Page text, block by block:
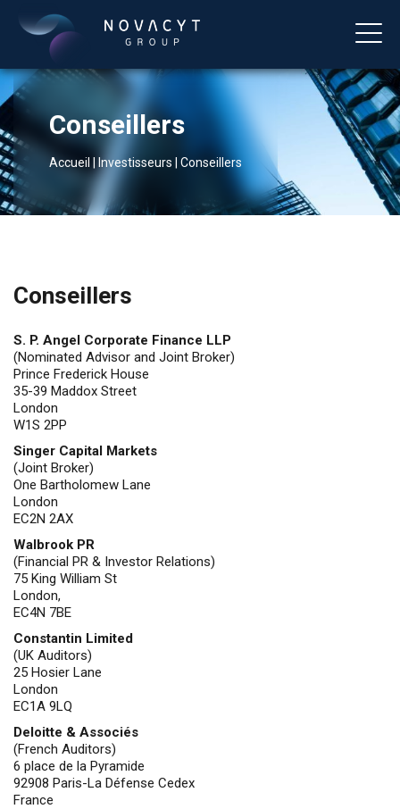
Conseillers
Accueil Investisseurs Conseillers
Conseillers
S. P. Angel Corporate Finance LLP
(Nominated Advisor and Joint Broker)
Prince Frederick House
35-39 Maddox Street
London
W1S 2PP
Singer Capital Markets
(Joint Broker)
One Bartholomew Lane
London
EC2N 2AX
Walbrook PR
(Financial PR & Investor Relations)
75 King William St
London,
EC4N 7BE
Constantin Limited
(UK Auditors)
25 Hosier Lane
London
EC1A 9LQ
Deloitte & Associés
(French Auditors)
6 place de la Pyramide
92908 Paris-La Défense Cedex
France